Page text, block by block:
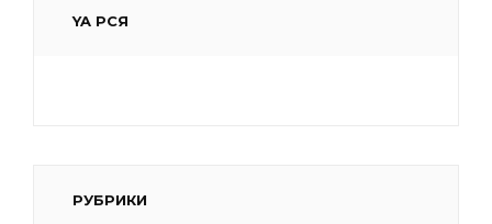
YA РСЯ
РУБРИКИ